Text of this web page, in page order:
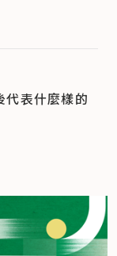
表什麼樣的